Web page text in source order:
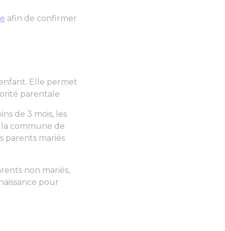
afin de confirmer
Elle permet
parentale
de 3 mois, les
commune de
parents mariés
non mariés,
pour